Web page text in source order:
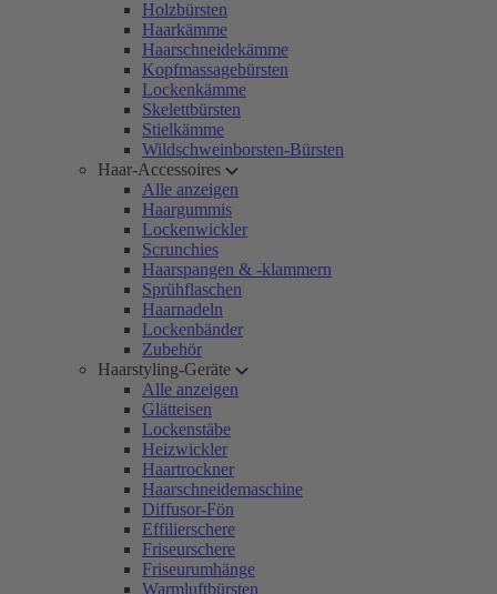
Holzbürsten
Haarkämme
Haarschneidekämme
Kopfmassagebürsten
Lockenkämme
Skelettbürsten
Stielkämme
Wildschweinborsten-Bürsten
Haar-Accessoires
Alle anzeigen
Haargummis
Lockenwickler
Scrunchies
Haarspangen & -klammern
Sprühflaschen
Haarnadeln
Lockenbänder
Zubehör
Haarstyling-Geräte
Alle anzeigen
Glätteisen
Lockenstäbe
Heizwickler
Haartrockner
Haarschneidemaschine
Diffusor-Fön
Effilierschere
Friseurschere
Friseurumhänge
Warmluftbürsten